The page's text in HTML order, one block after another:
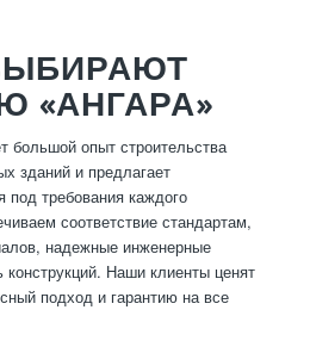
«АНГАРА»
большой опыт строительства
зданий и предлагает
требования каждого
соответствие стандартам,
надежные инженерные
Наши клиенты ценят
подход и гарантию на все